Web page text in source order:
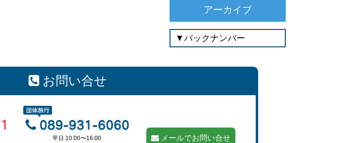
アーカイブ
お問い合せ
平日 10:00〜16:00
メールでお問い合せ